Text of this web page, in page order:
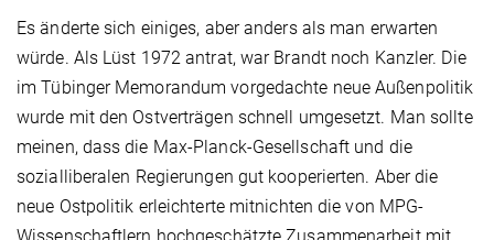
Es änderte sich einiges, aber anders als man erwarten
würde. Als Lüst 1972 antrat, war Brandt noch Kanzler. Die
im Tübinger Memorandum vorgedachte neue Außenpolitik
wurde mit den Ostverträgen schnell umgesetzt. Man sollte
meinen, dass die Max-Planck-Gesellschaft und die
sozialliberalen Regierungen gut kooperierten. Aber die
neue Ostpolitik erleichterte mitnichten die von MPG-